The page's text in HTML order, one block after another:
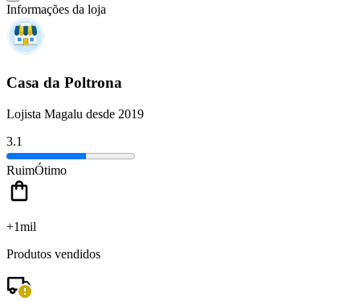
Informações da loja
Casa da Poltrona
Lojista Magalu desde 2019
3.1
RuimÓtimo
+1mil
Produtos vendidos